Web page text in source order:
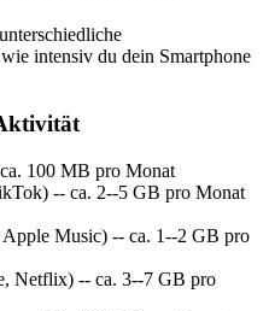
intensiv du dein Smartphone
100 MB pro Monat
-- ca. 2--5 GB pro Monat
Music) -- ca. 1--2 GB pro
Netflix) -- ca. 3--7 GB pro